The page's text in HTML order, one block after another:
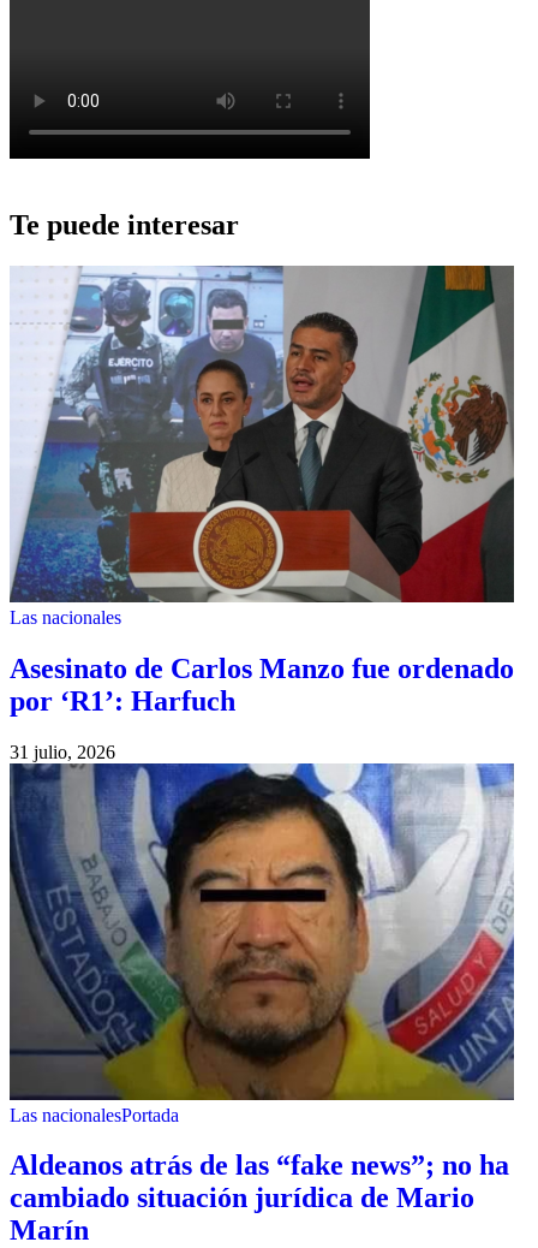
Te puede interesar
Las nacionales
Asesinato de Carlos Manzo fue ordenado
por ‘R1’: Harfuch
31 julio, 2026
Las nacionalesPortada
Aldeanos atrás de las “fake news”; no ha
cambiado situación jurídica de Mario
Marín